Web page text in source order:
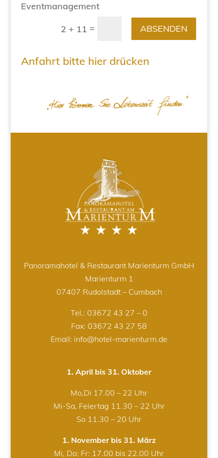
Eventmanagement
2 + 11 = ABSENDEN
Anfahrt bitte hier drücken
Panoramahotel & Restaurant Marienturm GmbH
Marienturm 1
07407 Rudolstadt – Cumbach
Tel.: 03672 43 27 – 0
Fax: 03672 43 27 58
Email: info@hotel-marienturm.de
1. April bis 31. Oktober
Mo,Di 17.00 – 22 Uhr
Mi-Sa, Feiertag 11.30 – 22 Uhr
So 11.30 – 20 Uhr
1. November bis 31. März
Mi, Do; Fr: 17.00 bis 22.00 Uhr